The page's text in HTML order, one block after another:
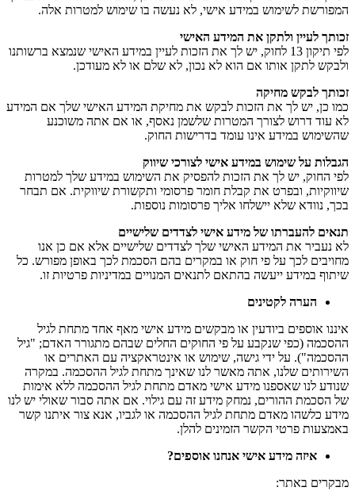
המפורשת לשימוש במידע אישי, לא נעשה בו שימוש למטרות אלה.
זכותך לעיין ולתקן את המידע האישי
לפי תיקון 13 לחוק, יש לך את הזכות לעיין במידע האישי שנמצא ברשותנו
ולבקש לתקן אותו אם הוא לא נכון, לא שלם או לא מעודכן.
זכותך לבקש מחיקה
כמו כן, יש לך את הזכות לבקש את מחיקת המידע האישי שלך אם המידע
לא עוד דרוש לצורך המטרות שלשמן נאסף, או אם אתה משוכנע
שהשימוש במידע אינו עומד בדרישות החוק.
הגבלות על שימוש במידע אישי לצורכי שיווק
לפי החוק, יש לך את הזכות להפסיק את השימוש במידע שלך למטרות
שיווקיות, ובפרט את קבלת חומר פרסומי ותקשורת שיווקית. אם תבחר
בכך, נוודא שלא יישלחו אליך פרסומות נוספות.
תנאים להעברתו של מידע אישי לצדדים שלישיים
לא נעביר את המידע האישי שלך לצדדים שלישיים אלא אם כן אנו
מחויבים לכך על פי חוק או במקרים בהם הסכמת לכך באופן מפורש. כל
שיתוף במידע ייעשה בהתאם לתנאים המנויים במדיניות פרטיות זו.
הערה לקטינים
איננו אוספים ביודעין או מבקשים מידע אישי מאף אחד מתחת לגיל
ההסכמה (כפי שנקבע על פי החוקים החלים שבהם מתגורר האדם; "גיל
ההסכמה"). על ידי גישה, שימוש או אינטראקציה עם האתרים או
השירותים שלנו, אתה מאשר לנו שאינך מתחת לגיל ההסכמה. במקרה
שנודע לנו שאספנו מידע אישי מאדם מתחת לגיל ההסכמה ללא אימות
של הסכמת ההורים, נמחק מידע זה עם גילוי. אם אתה סבור שאולי יש לנו
מידע כלשהו מאדם מתחת לגיל ההסכמה או לגביו, אנא צור איתנו קשר
באמצעות פרטי הקשר הזמינים להלן.
איזה מידע אישי אנחנו אוספים?
מבקרים באתר: